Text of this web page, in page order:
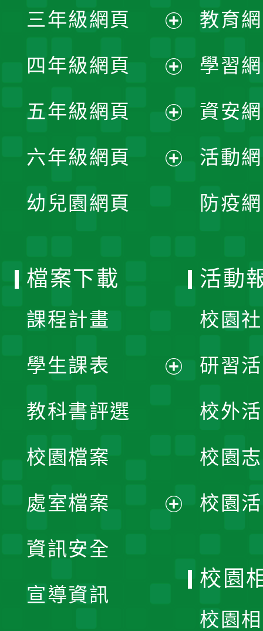
選
單
開
選
單
三年級網頁
開
選
單
四年級網頁
開
選
五年級網頁
開
六年級網頁
幼兒園網頁
教育
學習
資安
活動
防疫
檔案下載
課程計畫
學生課表
單
教科書評選
校園檔案
處室檔案
資訊安全
宣導資訊
活動
校園
研習
校外
校園
校園
校園
校園